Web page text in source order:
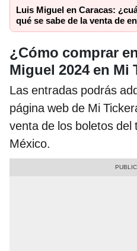
Luis Miguel en Caracas:
qué se sabe de la venta de
¿Cómo comprar
Miguel 2024 en Mi
Las entradas podrás
página web de Mi
venta de los boletos del
México.